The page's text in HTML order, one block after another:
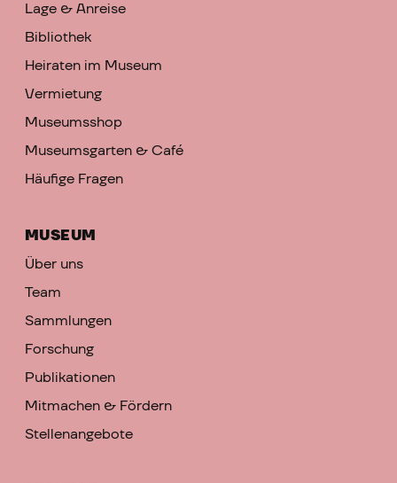
Lage & Anreise
Bibliothek
Heiraten im Museum
Vermietung
Museumsshop
Museumsgarten & Café
Häufige Fragen
MUSEUM
Über uns
Team
Sammlungen
Forschung
Publikationen
Mitmachen & Fördern
Stellenangebote